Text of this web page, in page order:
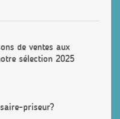
de ventes aux
sélection 2025
priseur?